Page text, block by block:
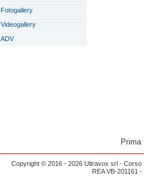
Fotogallery
Videogallery
ADV
Prima
Copyright © 2016 - 2026 Ultravox srl - Corso
REA VB-201161